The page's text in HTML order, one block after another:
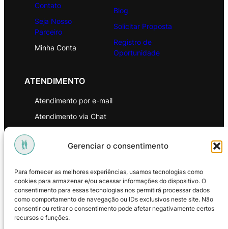
Gerenciar o consentimento
Para fornecer as melhores experiências, usamos tecnologias como
cookies para armazenar e/ou acessar informações do dispositivo. O
consentimento para essas tecnologias nos permitirá processar dados
como comportamento de navegação ou IDs exclusivos neste site. Não
consentir ou retirar o consentimento pode afetar negativamente certos
recursos e funções.
Contato
Seja Nosso
Parceiro
Minha Conta
Blog
Solicitar Proposta
Registro de
Oportunidade
ATENDIMENTO
Atendimento por e-mail
Atendimento via Chat
Política de Privacidade
Política de Troca e Devoluções
Política de Reembolso